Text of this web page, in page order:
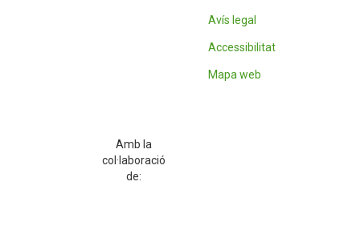
Avís legal
Accessibilitat
Mapa web
Amb la
col·laboració
de: